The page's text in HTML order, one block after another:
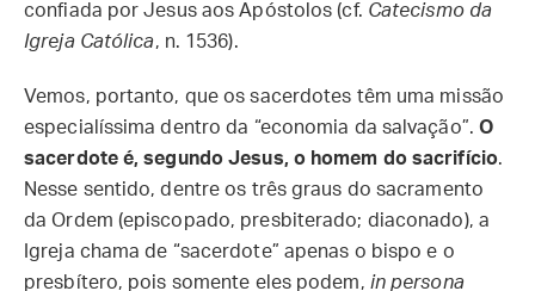
confiada por Jesus aos Apóstolos (cf. Catecismo da
Igreja Católica, n. 1536).
Vemos, portanto, que os sacerdotes têm uma missão
especialíssima dentro da “economia da salvação”. O
sacerdote é, segundo Jesus, o homem do sacrifício.
Nesse sentido, dentre os três graus do sacramento
da Ordem (episcopado, presbiterado; diaconado), a
Igreja chama de “sacerdote” apenas o bispo e o
presbítero, pois somente eles podem, in persona